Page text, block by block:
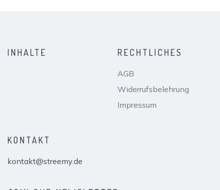
INHALTE RECHTLICHES
AGB
Widerrufsbelehrung
Impressum
KONTAKT
kontakt@streemy.de